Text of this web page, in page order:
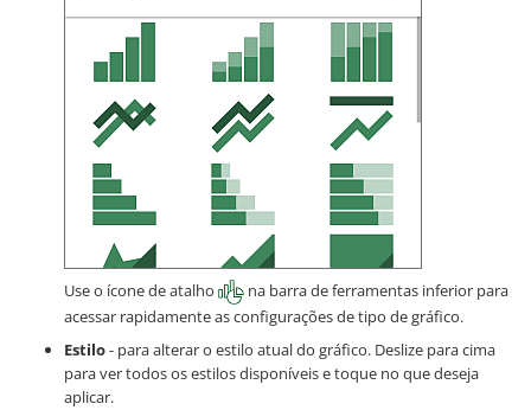
Use o ícone de atalho
na barra de ferramentas inferior para
acessar rapidamente as configurações de tipo de gráfico.
Estilo- para alterar o estilo atual do gráfico. Deslize para cima
para ver todos os estilos disponíveis e toque no que deseja
aplicar.